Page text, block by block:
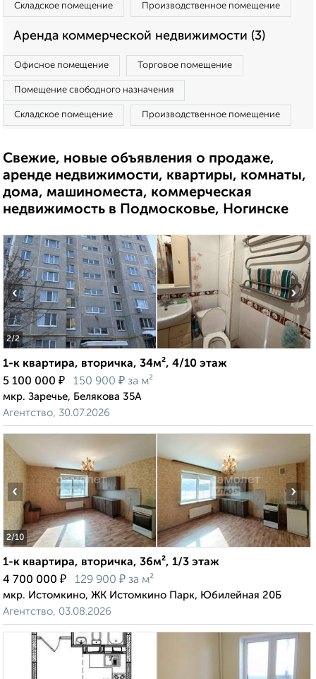
Складское помещение Производственное помещение
Аренда коммерческой недвижимости (3)
Офисное помещение Торговое помещение
Помещение свободного назначения
Складское помещение Производственное помещение
Свежие, новые объявления о продаже,
аренде недвижимости, квартиры, комнаты,
дома, машиноместа, коммерческая
недвижимость в Подмосковье, Ногинске
2/2
‹ ›
1-к квартира, вторичка, 34м², 4/10 этаж
5 100 000 ₽ 150 900 ₽ за м²
мкр. Заречье, Белякова 35А
Агентство, 30.07.2026
2/10
‹ ›
1-к квартира, вторичка, 36м², 1/3 этаж
4 700 000 ₽ 129 900 ₽ за м²
мкр. Истомкино, ЖК Истомкино Парк, Юбилейная 20Б
Агентство, 03.08.2026